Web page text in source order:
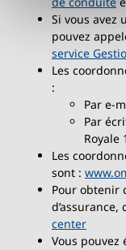
Si vous avez
pouvez
service
Les
:
Par e-
Par
Royale
Les
sont :
Pour obtenir
d’assurance,
center
Vous pouvez